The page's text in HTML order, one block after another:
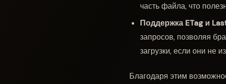
часть файла, что
Поддержка ETag и
запросов, позволяя
загрузки, если они не
Благодаря этим